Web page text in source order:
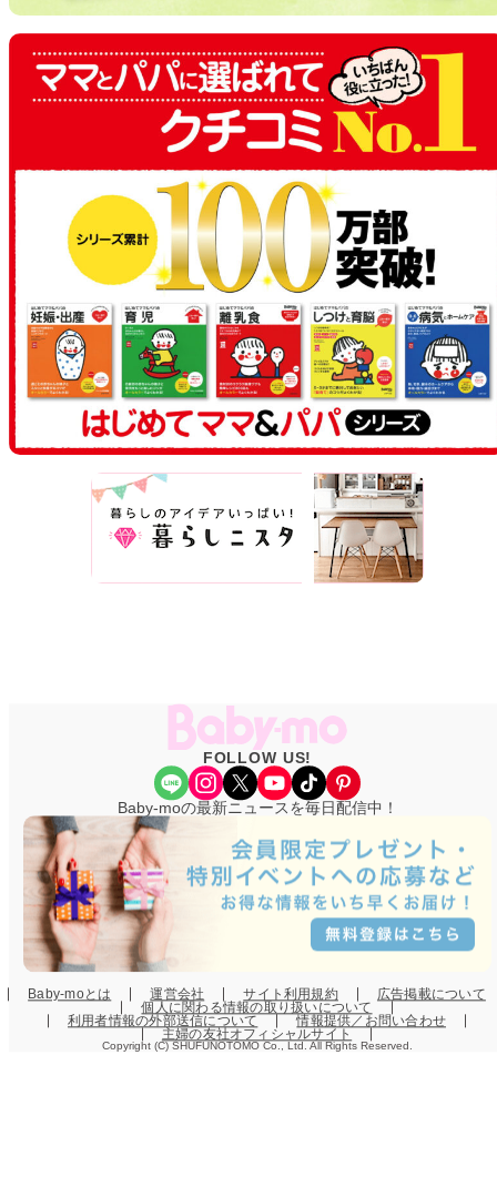
FOLLOW US!
Share Icon Instagram X YouTube TikTok Pinterest
Baby-moの最新ニュースを毎日配信中！
Baby-moとは 運営会社 サイト利用規約
広告掲載について
個人に関わる情報の取り扱いについて
利用者情報の外部送信について
情報提供／お問い合わせ
主婦の友社オフィシャルサイト
Copyright (C) SHUFUNOTOMO Co., Ltd. All Rights Reserved.